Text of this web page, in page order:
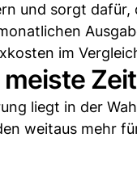
und sorgt dafür,
im
liegt in der
weitaus mehr